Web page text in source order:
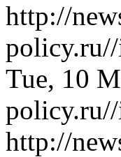
http://
Tue, 10
http://